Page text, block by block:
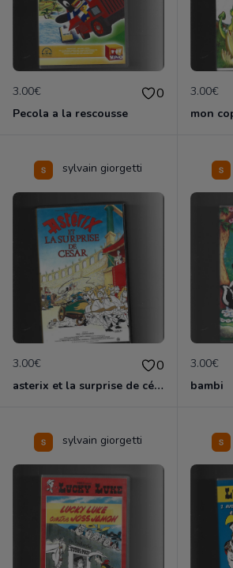
3.00€ 0
Pecola a la rescousse
3.00€
mon
sylvain giorgetti
3.00€ 0
asterix et la surprise de césar
3.00€
bambi
sylvain giorgetti